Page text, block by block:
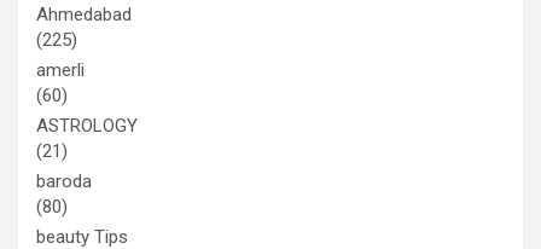
Ahmedabad
(225)
amerli
(60)
ASTROLOGY
(21)
baroda
(80)
beauty Tips